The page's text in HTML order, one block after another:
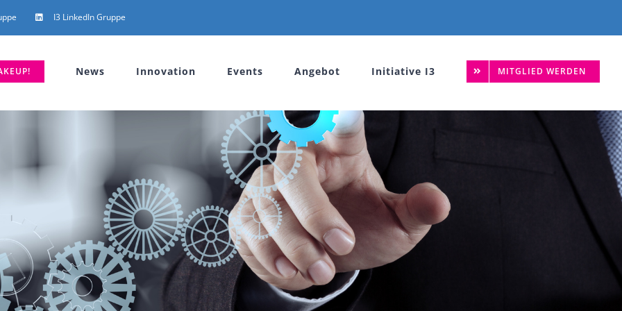
I3 LinkedIn Gruppe
News Innovation Events Angebot Initiative I3 MITGLIED WERDEN